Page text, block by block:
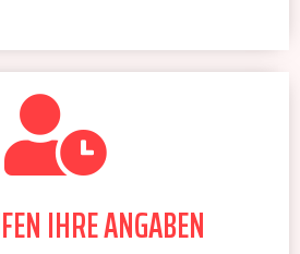
IHRE ANGABEN